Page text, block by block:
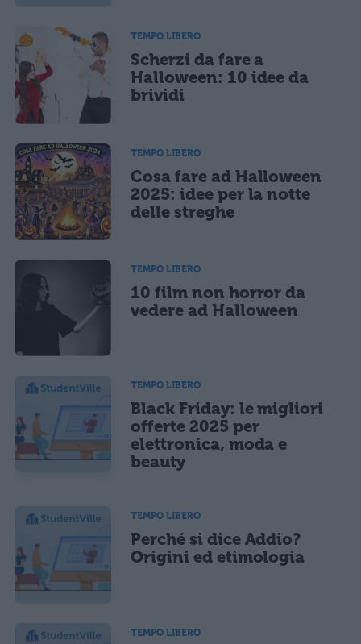
TEMPO LIBERO
Scherzi da fare a
Halloween: 10 idee da
brividi
TEMPO LIBERO
Cosa fare ad Halloween
2025: idee per la notte
delle streghe
TEMPO LIBERO
10 film non horror da
vedere ad Halloween
TEMPO LIBERO
Black Friday: le migliori
offerte 2025 per
elettronica, moda e
beauty
TEMPO LIBERO
Perché si dice Addio?
Origini ed etimologia
TEMPO LIBERO